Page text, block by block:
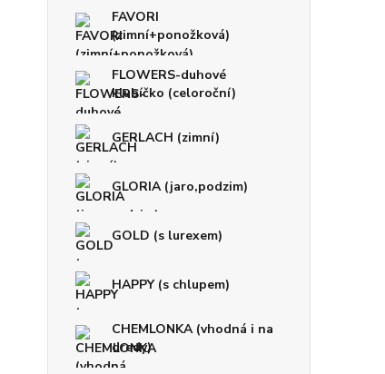
FAVORI
(zimní+ponožková)
FLOWERS-duhové
klubíčko (celoroční)
GERLACH (zimní)
GLORIA (jaro,podzim)
GOLD (s lurexem)
HAPPY (s chlupem)
CHEMLONKA (vhodná i na
dredy)